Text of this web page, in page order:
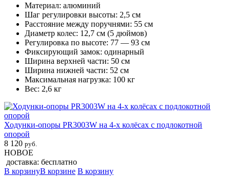
Материал: алюминий
Шаг регулировки высоты: 2,5 см
Расстояние между поручнями: 55 см
Диаметр колес: 12,7 см (5 дюймов)
Регулировка по высоте: 77 — 93 см
Фиксирующий замок: одинарный
Ширина верхней части: 50 см
Ширина нижней части: 52 см
Максимальная нагрузка: 100 кг
Вес: 2,6 кг
Ходунки-опоры PR3003W на 4-х колёсах с подлокотной
опорой
8 120 руб.
НОВОЕ
доставка: бесплатно
В корзинуВ корзине В корзину